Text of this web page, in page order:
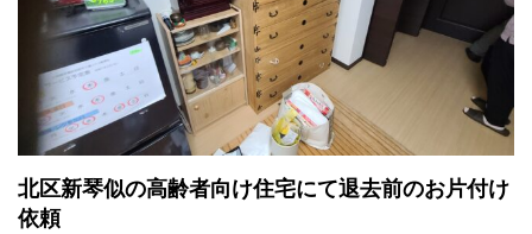
北区新琴似の高齢者向け住宅にて退去前のお片付け
依頼